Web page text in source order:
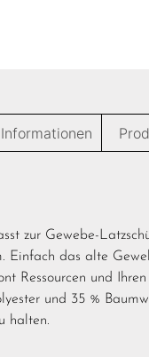
zur Gewebe-
Einfach das alte
Ressourcen und
und 35 %
halten.